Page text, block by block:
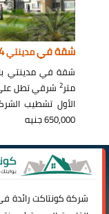
شقة فيمدينتي94 م
شقة في مدينتي
متر2
الأول تشطيب
650,000 جنيه
شركةكونتاكترائدة